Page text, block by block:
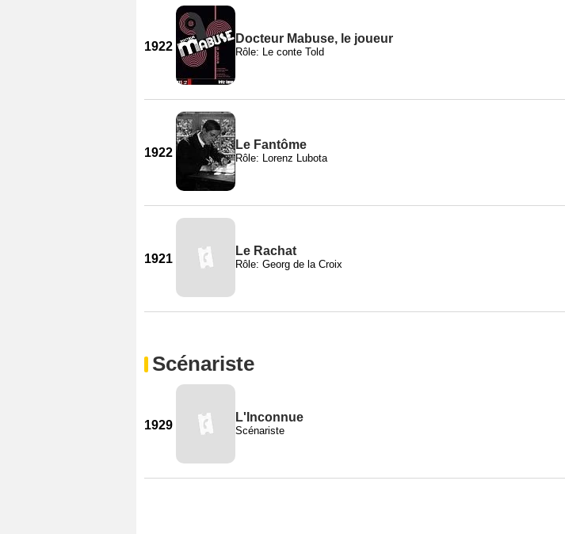
1922
Docteur Mabuse, le joueur
Rôle: Le conte Told
1922
Le Fantôme
Rôle: Lorenz Lubota
1921
Le Rachat
Rôle: Georg de la Croix
Scénariste
1929
L'Inconnue
Scénariste